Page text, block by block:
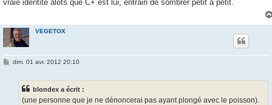
a
vraie identite alots que C+ est lui, entrain de sombrer petit a petit.
VEGETOX
Mdim. 01 avr. 2012 20:10
blondex a écrit :
(une personne que je ne dénoncerai pas ayant plongé avec le poisson).